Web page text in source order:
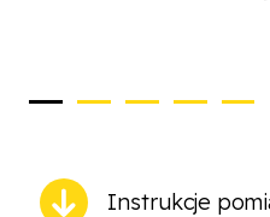
Instrukcje